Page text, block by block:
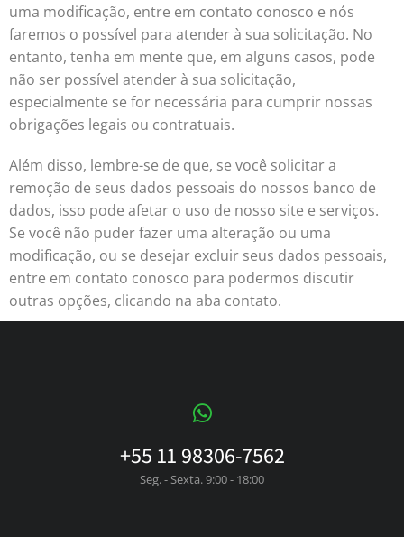
uma modificação, entre em contato conosco e nós
faremos o possível para atender à sua solicitação. No
entanto, tenha em mente que, em alguns casos, pode
não ser possível atender à sua solicitação,
especialmente se for necessária para cumprir nossas
obrigações legais ou contratuais.
Além disso, lembre-se de que, se você solicitar a
remoção de seus dados pessoais do nossos banco de
dados, isso pode afetar o uso de nosso site e serviços.
Se você não puder fazer uma alteração ou uma
modificação, ou se desejar excluir seus dados pessoais,
entre em contato conosco para podermos discutir
outras opções, clicando na aba contato.
+55 11 98306-7562
Seg. - Sexta. 9:00 - 18:00